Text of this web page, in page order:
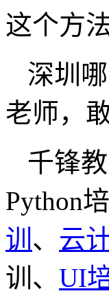
这个方
深圳
老师，
千锋
Python培
训 、 云
训、 UI